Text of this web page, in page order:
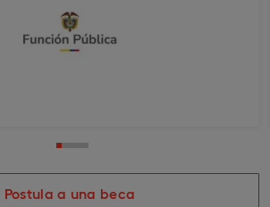
Postula a una beca